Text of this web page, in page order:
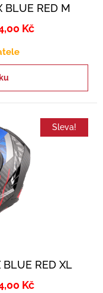
BLUE RED M
Kč
Sleva!
BLUE RED XL
Kč